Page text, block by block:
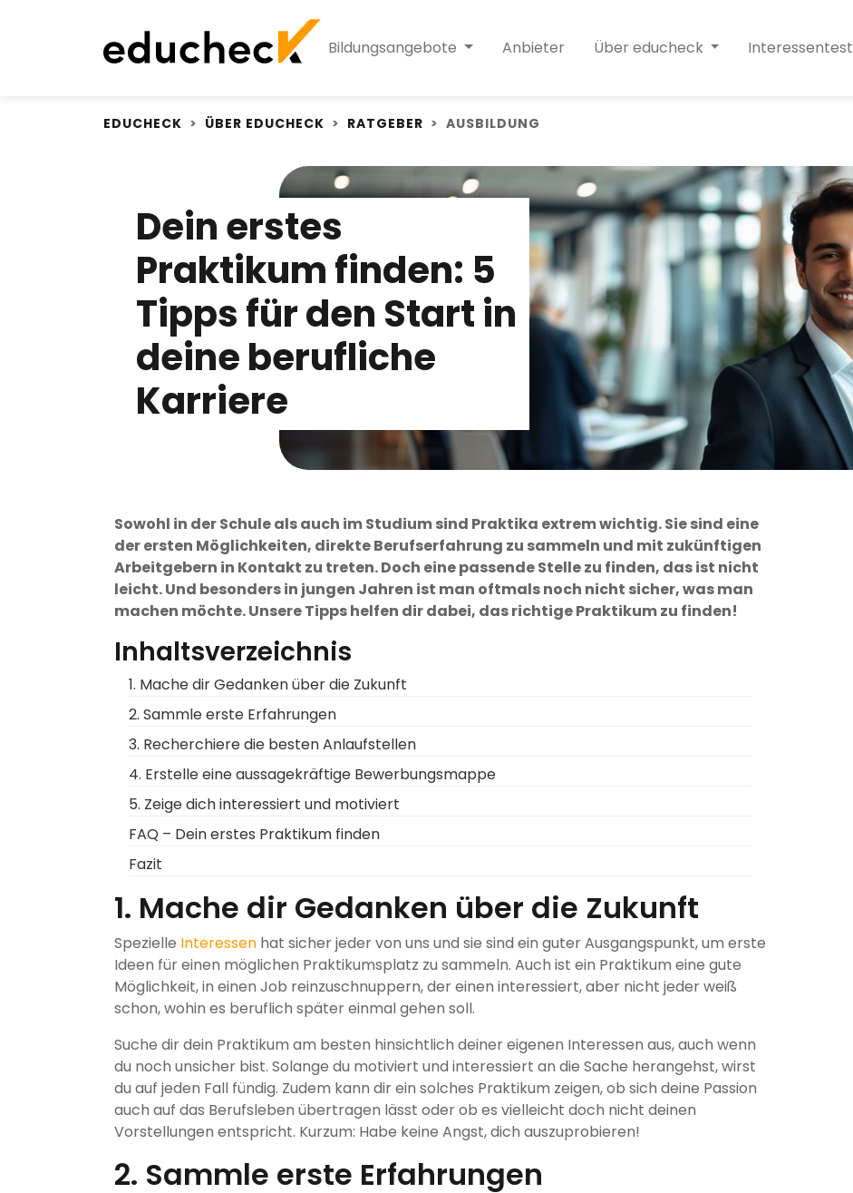
Bildungsangebote Anbieter Über educheck Interessentest
EDUCHECK ÜBER EDUCHECK RATGEBER AUSBILDUNG
Dein erstes
Praktikum finden: 5
Tipps für den Start in
deine berufliche
Karriere
Sowohl in der Schule als auch im Studium sind Praktika extrem wichtig. Sie sind eine
der ersten Möglichkeiten, direkte Berufserfahrung zu sammeln und mit zukünftigen
Arbeitgebern in Kontakt zu treten. Doch eine passende Stelle zu finden, das ist nicht
leicht. Und besonders in jungen Jahren ist man oftmals noch nicht sicher, was man
machen möchte. Unsere Tipps helfen dir dabei, das richtige Praktikum zu finden!
Inhaltsverzeichnis
1. Mache dir Gedanken über die Zukunft
2. Sammle erste Erfahrungen
3. Recherchiere die besten Anlaufstellen
4. Erstelle eine aussagekräftige Bewerbungsmappe
5. Zeige dich interessiert und motiviert
FAQ – Dein erstes Praktikum finden
Fazit
1. Mache dir Gedanken über die Zukunft
Spezielle Interessen hat sicher jeder von uns und sie sind ein guter Ausgangspunkt, um erste
Ideen für einen möglichen Praktikumsplatz zu sammeln. Auch ist ein Praktikum eine gute
Möglichkeit, in einen Job reinzuschnuppern, der einen interessiert, aber nicht jeder weiß
schon, wohin es beruflich später einmal gehen soll.
Suche dir dein Praktikum am besten hinsichtlich deiner eigenen Interessen aus, auch wenn
du noch unsicher bist. Solange du motiviert und interessiert an die Sache herangehst, wirst
du auf jeden Fall fündig. Zudem kann dir ein solches Praktikum zeigen, ob sich deine Passion
auch auf das Berufsleben übertragen lässt oder ob es vielleicht doch nicht deinen
Vorstellungen entspricht. Kurzum: Habe keine Angst, dich auszuprobieren!
2. Sammle erste Erfahrungen